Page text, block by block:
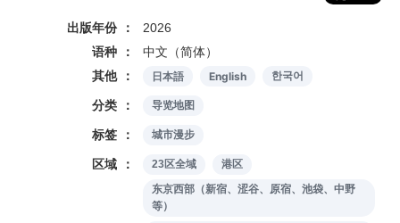
出版年份
2026
语种
中文（简体）
其他
日本語 English 한국어
分类 导览地图
标签 城市漫步
区域 23区全域
港区
东京西部（新宿、涩谷、原宿、池袋、中野
等）